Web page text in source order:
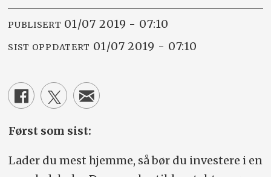
PUBLISERT 01/07 2019 - 07:10
SIST OPPDATERT 01/07 2019 - 07:10
Først som sist:
Lader du mest hjemme, så bør du investere i en